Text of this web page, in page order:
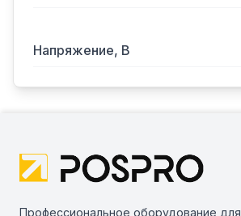
Напряжение, В
Профессиональное оборудование для